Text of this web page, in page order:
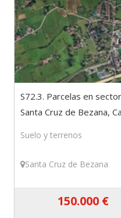
S72.3. Parcelas en
Santa Cruz de Bezana,
Suelo y terrenos
Santa Cruz de Bezana
150.000 €